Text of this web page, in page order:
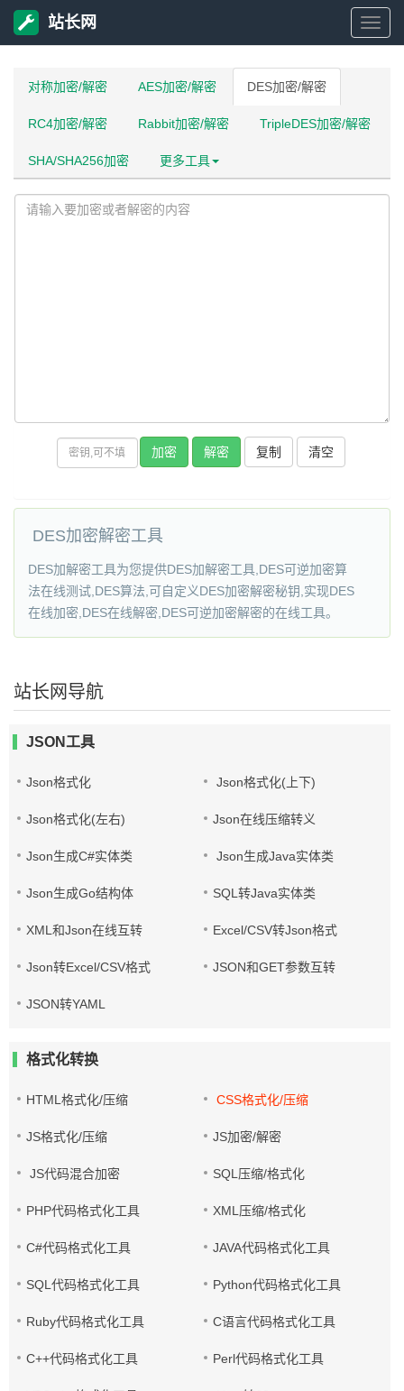
站
网
站长网
对称加密/解密 AES加密/解密 DES加密/解密
RC4加密/解密 Rabbit加密/解密 TripleDES加密/解密
SHA/SHA256加密 更多工具
复制
DES加密解密工具
DES加解密工具为您提供DES加解密工具,DES可逆加密算
法在线测试,DES算法,可自定义DES加密解密秘钥,实现DES
在线加密,DES在线解密,DES可逆加密解密的在线工具。
站长网导航
JSON工具
Json格式化 Json格式化(上下)
Json格式化(左右) Json在线压缩转义
Json生成C#实体类 Json生成Java实体类
Json生成Go结构体 SQL转Java实体类
XML和Json在线互转 Excel/CSV转Json格式
Json转Excel/CSV格式 JSON和GET参数互转
JSON转YAML
格式化转换
HTML格式化/压缩 CSS格式化/压缩
JS格式化/压缩 JS加密/解密
JS代码混合加密 SQL压缩/格式化
PHP代码格式化工具 XML压缩/格式化
C#代码格式化工具 JAVA代码格式化工具
SQL代码格式化工具 Python代码格式化工具
Ruby代码格式化工具 C语言代码格式化工具
C++代码格式化工具 Perl代码格式化工具